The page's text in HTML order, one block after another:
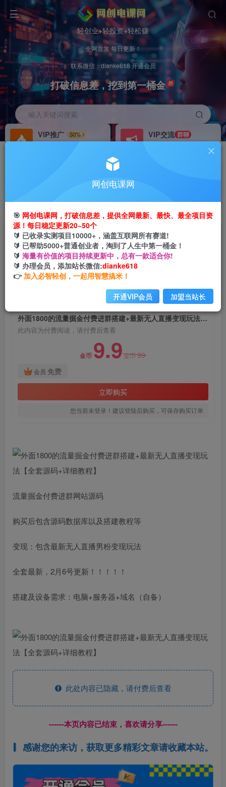
轻创业+轻投资+轻松赚
全网首发 每日更新！
联系微信：dianke618 开通会员
打破信息差，挖到第一桶金
输入关键词搜索
VIP推广
50%
VIP交流 群聊
研究探讨更多创业项目路子。
搭建同款网站，自己当老板
外面1800的流量掘金付费进群搭建+最新无人直播
变现玩法【全套源码+详细教程】
网创电课网
2年前发布
797 72
外面1800的流量掘金付费进群搭建+最新无人直播变现玩法【全套源码+详细教程】
此内容为付费阅读，请付费后查看
金币 9.9金币99
会员 免费
立即购买
您当前未登录！建议登陆后购买，可保存购买订单
流量掘金付费进群网站源码
购买后包含源码数据库以及搭建教程等
变现：包含最新无人直播男粉变现玩法
全套最新，2月6号更新！！！！！
搭建及设备需求：电脑+服务器+域名（自备）
此处内容已隐藏，请付费后查看
------本页内容已结束，喜欢请分享------
感谢您的来访，获取更多精彩文章请收藏本站。
网创电课网
🎯 网创电课网，打破信息差，提供全网最新、最快、最全项目资
源！每日稳定更新20~50个
🔰 已收录实测项目10000+，涵盖互联网所有赛道!
🔰 已帮助5000+普通创业者，淘到了人生中第一桶金！
🔰 海量有价值的项目持续更新中，总有一款适合你!
🔰 办理会员，添加站长微信:dianke618
👉 加入必智轻创，一起用智慧搞米！
开通VIP会员 加盟当站长